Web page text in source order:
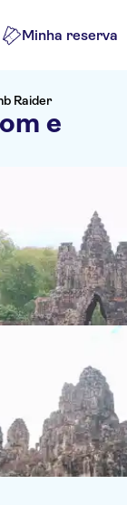
Minha reserva
Raider
e